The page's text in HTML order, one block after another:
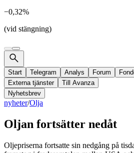
−0,32%
(vid stängning)
Start Telegram Analys Forum
Externa tjänster
Till Avanza
Nyhetsbrev
nyheter/Olja
Oljan fortsätter nedåt
Oljepriserna fortsatte sin nedgång på